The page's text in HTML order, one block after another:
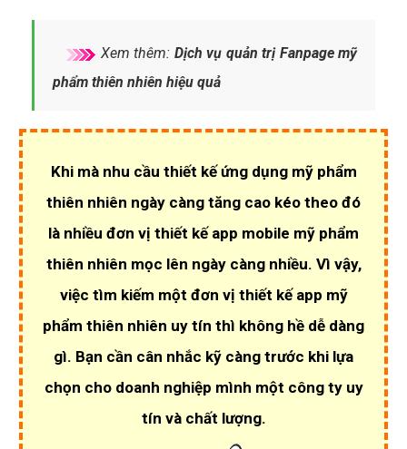
Xem thêm: Dịch vụ quản trị Fanpage mỹ
phẩm thiên nhiên hiệu quả
Khi mà nhu cầu thiết kế ứng dụng mỹ phẩm
thiên nhiên ngày càng tăng cao kéo theo đó
là nhiều đơn vị thiết kế app mobile mỹ phẩm
thiên nhiên mọc lên ngày càng nhiều. Vì vậy,
việc tìm kiếm một đơn vị thiết kế app mỹ
phẩm thiên nhiên uy tín thì không hề dễ dàng
gì. Bạn cần cân nhắc kỹ càng trước khi lựa
chọn cho doanh nghiệp mình một công ty uy
tín và chất lượng.